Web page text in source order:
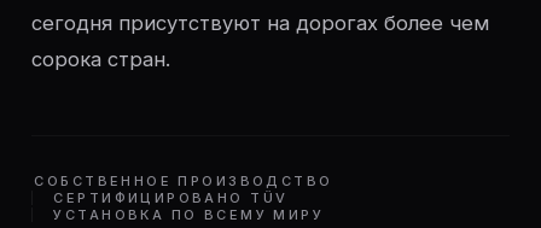
сегодня присутствуют на дорогах более чем
сорока стран.
СОБСТВЕННОЕ ПРОИЗВОДСТВО
СЕРТИФИЦИРОВАНО TÜV
УСТАНОВКА ПО ВСЕМУ МИРУ